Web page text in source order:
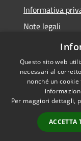
Informativa
Note legali
Dichiarazione
Accessibilità
Questo sito web
necessari al
nonché un
Per maggiori dettagli,
ACCETTA